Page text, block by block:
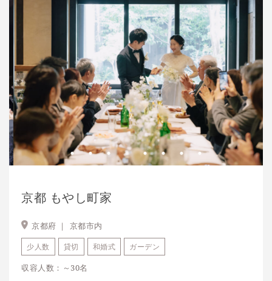
京都 もやし町家
京都府 ｜ 京都市内
少人数 貸切 和婚式 ガーデン
収容人数：～30名